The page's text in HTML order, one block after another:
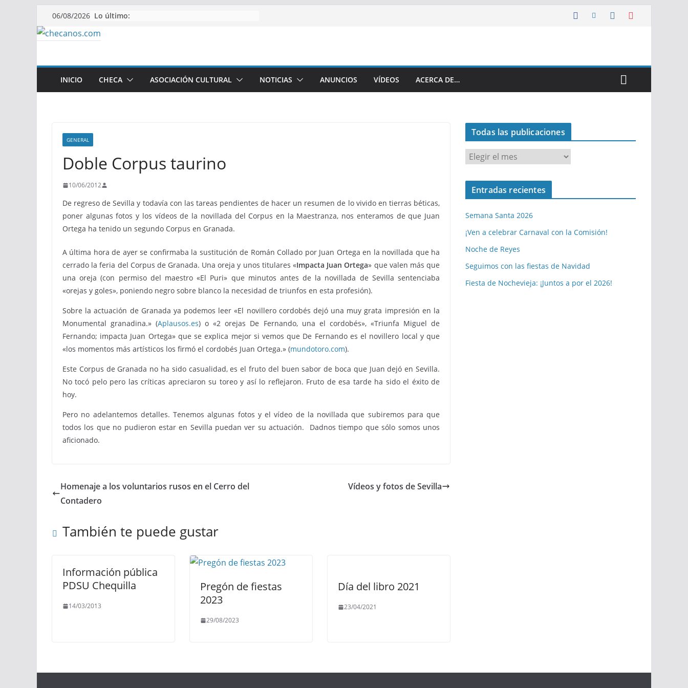
Saltar
al
contenido
06/08/2026 Lo último:
INICIO CHECA ASOCIACIÓN CULTURAL NOTICIAS ANUNCIOS VÍDEOS ACERCA DE…
GENERAL
Doble Corpus taurino
10/06/2012
De regreso de Sevilla y todavía con las tareas pendientes de hacer un resumen de lo vivido en tierras béticas,
poner algunas fotos y los vídeos de la novillada del Corpus en la Maestranza, nos enteramos de que Juan
Ortega ha tenido un segundo Corpus en Granada.
A última hora de ayer se confirmaba la sustitución de Román Collado por Juan Ortega en la novillada que ha
cerrado la feria del Corpus de Granada. Una oreja y unos titulares «Impacta Juan Ortega» que valen más que
una oreja (con permiso del maestro «El Puri» que minutos antes de la novillada de Sevilla sentenciaba
«orejas y goles», poniendo negro sobre blanco la necesidad de triunfos en esta profesión).
Sobre la actuación de Granada ya podemos leer «El novillero cordobés dejó una muy grata impresión en la
Monumental granadina.» (Aplausos.es) o «2 orejas De Fernando, una el cordobés», «Triunfa Miguel de
Fernando; impacta Juan Ortega» que se explica mejor si vemos que De Fernando es el novillero local y que
«los momentos más artísticos los firmó el cordobés Juan Ortega.» (mundotoro.com).
Este Corpus de Granada no ha sido casualidad, es el fruto del buen sabor de boca que Juan dejó en Sevilla.
No tocó pelo pero las críticas apreciaron su toreo y así lo reflejaron. Fruto de esa tarde ha sido el éxito de
hoy.
Pero no adelantemos detalles. Tenemos algunas fotos y el vídeo de la novillada que subiremos para que
todos los que no pudieron estar en Sevilla puedan ver su actuación. Dadnos tiempo que sólo somos unos
aficionado.
Homenaje a los voluntarios rusos en el Cerro del
Contadero
Vídeos y fotos de Sevilla
También te puede gustar
Información pública
PDSU Chequilla
14/03/2013
Pregón de fiestas
2023
29/08/2023
Día del libro 2021
23/04/2021
Todas las publicaciones
o
d
l
a
s
u
b
Entradas recientes
Semana Santa 2026
¡Ven a celebrar Carnaval con la Comisión!
Noche de Reyes
Seguimos con las fiestas de Navidad
Fiesta de Nochevieja: ¡Juntos a por el 2026!